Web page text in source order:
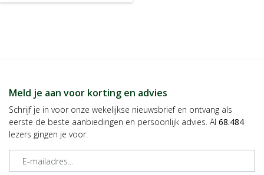
Meld je aan voor korting en advies
Schrijf je in voor onze wekelijkse nieuwsbrief en ontvang als
eerste de beste aanbiedingen en persoonlijk advies. Al 68.484
lezers gingen je voor.
E-mailadres